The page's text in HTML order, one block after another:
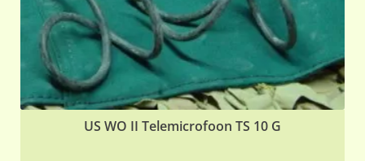
US WO II Telemicrofoon TS 10 G